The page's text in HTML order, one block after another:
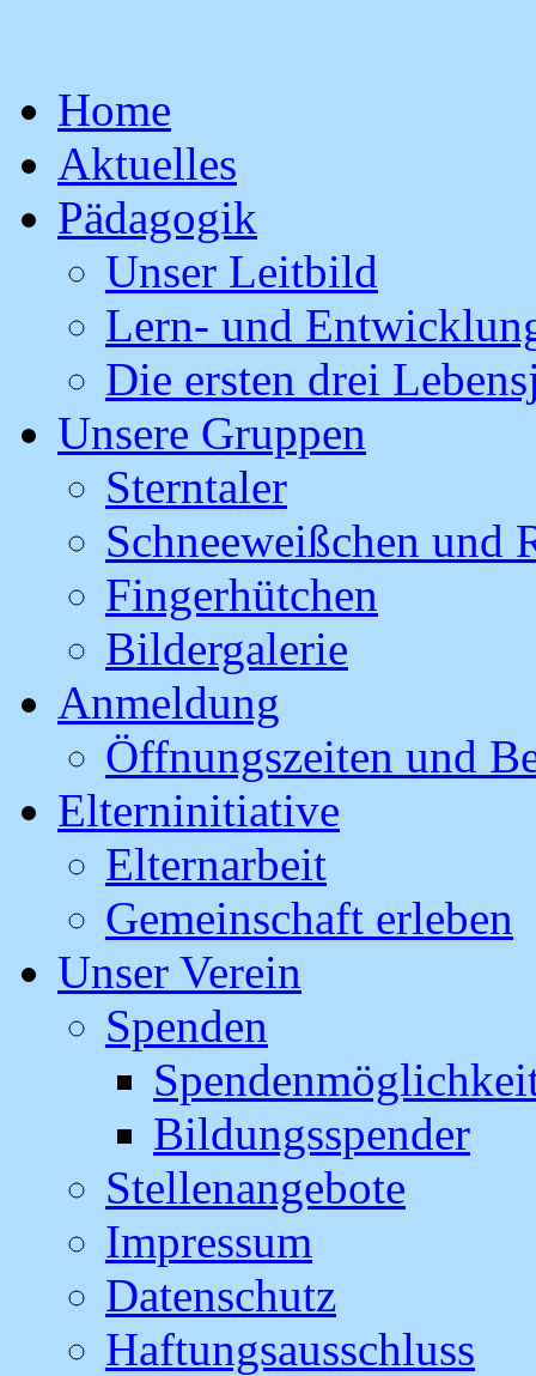
to
contentHome
Aktuelles
Pädagogik
Unser Leitbild
Lern- und
Die ersten drei
Unsere Gruppen
Sterntaler
Schneeweißchen und
Fingerhütchen
Bildergalerie
Anmeldung
Öffnungszeiten und
Elterninitiative
Elternarbeit
Gemeinschaft erleben
Unser Verein
Spenden
Bildungsspender
Stellenangebote
Impressum
Datenschutz
Haftungsausschluss